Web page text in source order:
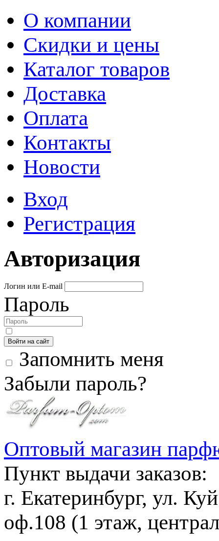
О компании
Скидки и цены
Каталог товаров
Доставка
Оплата
Контакты
Новости
Вход
Регистрация
Авторизация
Логин или E-mail
Пароль
Войти на сайт
Запомнить меня
Забыли пароль?
Оптовый магазин
Пункт выдачи заказов:
г. Екатеринбург, ул.
оф.108 (1 этаж,